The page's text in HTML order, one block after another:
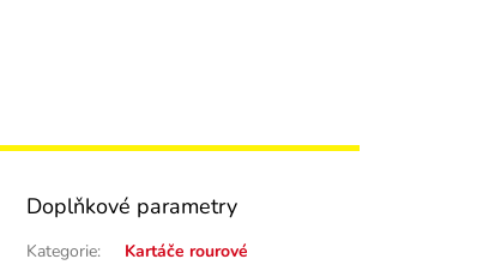
Doplňkové parametry
Kategorie:
Kartáče rourové